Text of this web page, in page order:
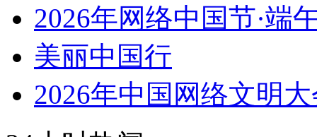
2026年网络中国节·端
美丽中国行
2026年中国网络文明